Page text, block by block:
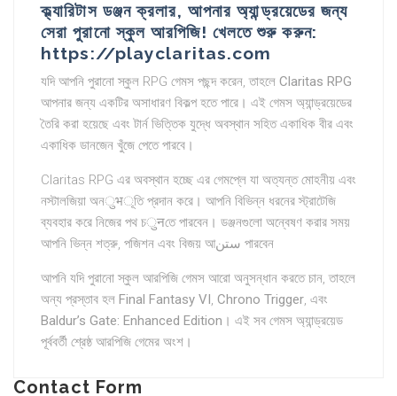
ক্ল্যারিটাস ডঞ্জন ক্রলার, আপনার অ্যান্ড্রয়েডের জন্য
সেরা পুরানো স্কুল আরপিজি! খেলতে শুরু করুন:
https://playclaritas.com
যদি আপনি পুরানো স্কুল RPG গেমস পছন্দ করেন, তাহলে Claritas RPG
আপনার জন্য একটির অসাধারণ বিকল্প হতে পারে। এই গেমস অ্যান্ড্রয়েডের
তৈরি করা হয়েছে এবং টার্ন ভিত্তিক যুদ্ধে অবস্থান সহিত একাধিক বীর এবং
একাধিক ডানজেন খুঁজে পেতে পারবে।
Claritas RPG এর অবস্থান হচ্ছে এর গেমপ্লে যা অত্যন্ত মোহনীয় এবং
নস্টালজিয়া অনुभূতি প্রদান করে। আপনি বিভিন্ন ধরনের স্ট্রাটেজি
ব্যবহার করে নিজের পথ চुनতে পারবেন। ডঞ্জনগুলো অন্বেষণ করার সময়
আপনি ভিন্ন শত্রু, পজিশন এবং বিজয় আستن পারবেন
আপনি যদি পুরানো স্কুল আরপিজি গেমস আরো অনুসন্ধান করতে চান, তাহলে
অন্য প্রস্তাব হল Final Fantasy VI, Chrono Trigger, এবং
Baldur’s Gate: Enhanced Edition । এই সব গেমস অ্যান্ড্রয়েড
পূর্ববর্তী শ্রেষ্ঠ আরপিজি গেমের অংশ।
Contact Form